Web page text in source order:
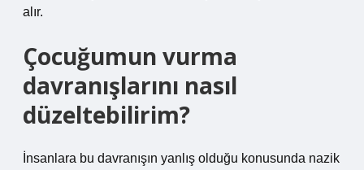
alır.
Çocuğumun vurma
davranışlarını nasıl
düzeltebilirim?
İnsanlara bu davranışın yanlış olduğu konusunda nazik